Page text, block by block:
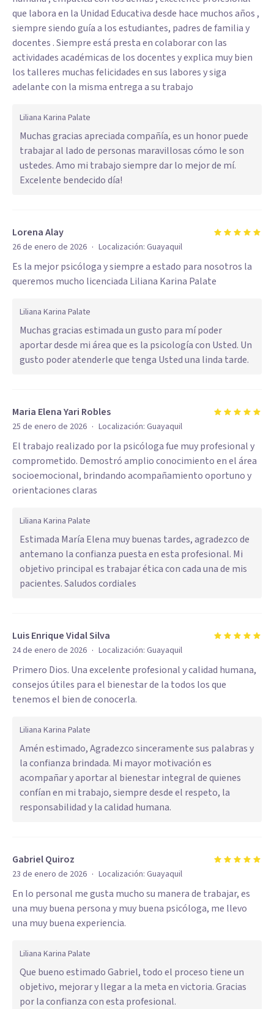
que labora en la Unidad Educativa desde hace muchos años ,
siempre siendo guía a los estudiantes, padres de familia y
docentes . Siempre está presta en colaborar con las
actividades académicas de los docentes y explica muy bien
los talleres muchas felicidades en sus labores y siga
adelante con la misma entrega a su trabajo
Liliana Karina Palate
Muchas gracias apreciada compañía, es un honor puede
trabajar al lado de personas maravillosas cómo le son
ustedes. Amo mi trabajo siempre dar lo mejor de mí.
Excelente bendecido día!
Lorena Alay
26 de enero de 2026 · Localización: Guayaquil
Es la mejor psicóloga y siempre a estado para nosotros la
queremos mucho licenciada Liliana Karina Palate
Liliana Karina Palate
Muchas gracias estimada un gusto para mí poder
aportar desde mi área que es la psicología con Usted. Un
gusto poder atenderle que tenga Usted una linda tarde.
Maria Elena Yari Robles
25 de enero de 2026 · Localización: Guayaquil
El trabajo realizado por la psicóloga fue muy profesional y
comprometido. Demostró amplio conocimiento en el área
socioemocional, brindando acompañamiento oportuno y
orientaciones claras
Liliana Karina Palate
Estimada María Elena muy buenas tardes, agradezco de
antemano la confianza puesta en esta profesional. Mi
objetivo principal es trabajar ética con cada una de mis
pacientes. Saludos cordiales
Luis Enrique Vidal Silva
24 de enero de 2026 · Localización: Guayaquil
Primero Dios. Una excelente profesional y calidad humana,
consejos útiles para el bienestar de la todos los que
tenemos el bien de conocerla.
Liliana Karina Palate
Amén estimado, Agradezco sinceramente sus palabras y
la confianza brindada. Mi mayor motivación es
acompañar y aportar al bienestar integral de quienes
confían en mi trabajo, siempre desde el respeto, la
responsabilidad y la calidad humana.
Gabriel Quiroz
23 de enero de 2026 · Localización: Guayaquil
En lo personal me gusta mucho su manera de trabajar, es
una muy buena persona y muy buena psicóloga, me llevo
una muy buena experiencia.
Liliana Karina Palate
Que bueno estimado Gabriel, todo el proceso tiene un
objetivo, mejorar y llegar a la meta en victoria. Gracias
por la confianza con esta profesional.